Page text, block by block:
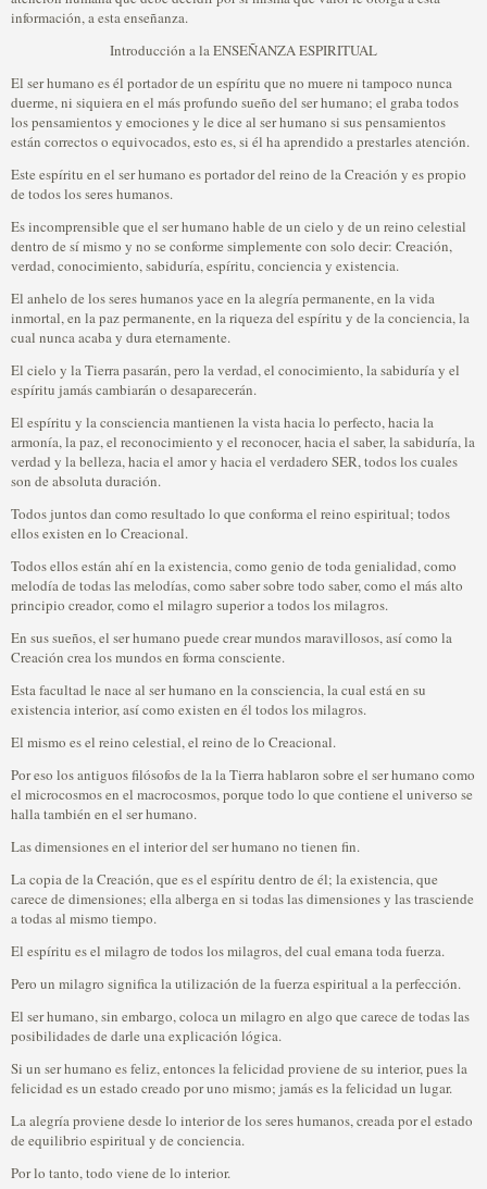
información, a esta enseñanza.
Introducción a la ENSEÑANZA ESPIRITUAL
El ser humano es él portador de un espíritu que no muere ni tampoco nunca
duerme, ni siquiera en el más profundo sueño del ser humano; el graba todos
los pensamientos y emociones y le dice al ser humano si sus pensamientos
están correctos o equivocados, esto es, si él ha aprendido a prestarles atención.
Este espíritu en el ser humano es portador del reino de la Creación y es propio
de todos los seres humanos.
Es incomprensible que el ser humano hable de un cielo y de un reino celestial
dentro de sí mismo y no se conforme simplemente con solo decir: Creación,
verdad, conocimiento, sabiduría, espíritu, conciencia y existencia.
El anhelo de los seres humanos yace en la alegría permanente, en la vida
inmortal, en la paz permanente, en la riqueza del espíritu y de la conciencia, la
cual nunca acaba y dura eternamente.
El cielo y la Tierra pasarán, pero la verdad, el conocimiento, la sabiduría y el
espíritu jamás cambiarán o desaparecerán.
El espíritu y la consciencia mantienen la vista hacia lo perfecto, hacia la
armonía, la paz, el reconocimiento y el reconocer, hacia el saber, la sabiduría, la
verdad y la belleza, hacia el amor y hacia el verdadero SER, todos los cuales
son de absoluta duración.
Todos juntos dan como resultado lo que conforma el reino espiritual; todos
ellos existen en lo Creacional.
Todos ellos están ahí en la existencia, como genio de toda genialidad, como
melodía de todas las melodías, como saber sobre todo saber, como el más alto
principio creador, como el milagro superior a todos los milagros.
En sus sueños, el ser humano puede crear mundos maravillosos, así como la
Creación crea los mundos en forma consciente.
Esta facultad le nace al ser humano en la consciencia, la cual está en su
existencia interior, así como existen en él todos los milagros.
El mismo es el reino celestial, el reino de lo Creacional.
Por eso los antiguos filósofos de la la Tierra hablaron sobre el ser humano como
el microcosmos en el macrocosmos, porque todo lo que contiene el universo se
halla también en el ser humano.
Las dimensiones en el interior del ser humano no tienen fin.
La copia de la Creación, que es el espíritu dentro de él; la existencia, que
carece de dimensiones; ella alberga en si todas las dimensiones y las trasciende
a todas al mismo tiempo.
El espíritu es el milagro de todos los milagros, del cual emana toda fuerza.
Pero un milagro significa la utilización de la fuerza espiritual a la perfección.
El ser humano, sin embargo, coloca un milagro en algo que carece de todas las
posibilidades de darle una explicación lógica.
Si un ser humano es feliz, entonces la felicidad proviene de su interior, pues la
felicidad es un estado creado por uno mismo; jamás es la felicidad un lugar.
La alegría proviene desde lo interior de los seres humanos, creada por el estado
de equilibrio espiritual y de conciencia.
Por lo tanto, todo viene de lo interior.